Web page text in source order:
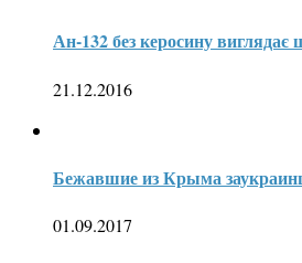
Ан-132 без керосину
21.12.2016
Бежавшие из Крыма
01.09.2017